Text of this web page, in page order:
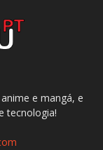
e mangá, e
tecnologia!